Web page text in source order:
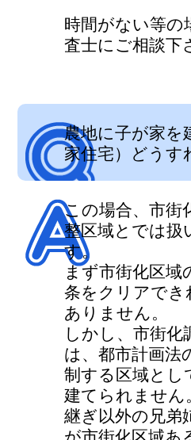
時間がない等の
査士にご相談下
農地に子が家を
家住宅）どうす
この場合、市街
整区域とでは扱
す。
まず市街化区域
条をクリアでき
ありません。
しかし、市街化
は、都市計画法
制する区域とし
建てられません
継ぎ以外の兄弟
が市街化区域あ